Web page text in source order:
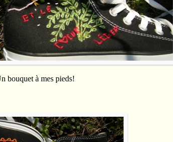
bouquet à mes pieds!